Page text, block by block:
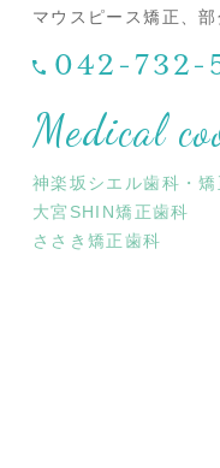
マウスピース矯正、
042-732-
Medical
神楽坂シエル歯科・
大宮SHIN矯正歯科
ささき矯正歯科